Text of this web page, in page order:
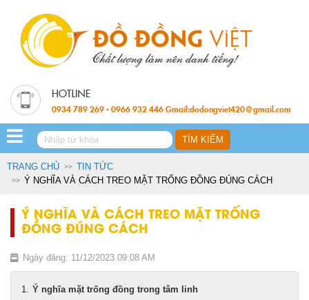
0934 789 269 - 0966 932 446 Gmail:dodongviet420@gmail.com
TRANG CHỦ
TIN TỨC
Ý NGHĨA VÀ CÁCH TREO MẶT TRỐNG ĐỒNG ĐÚNG CÁCH
Ý NGHĨA VÀ CÁCH TREO MẶT TRỐNG
ĐỒNG ĐÚNG CÁCH
Ngày đăng: 11/12/2023 09:08 AM
Ý nghĩa mặt trống đồng trong tâm linh